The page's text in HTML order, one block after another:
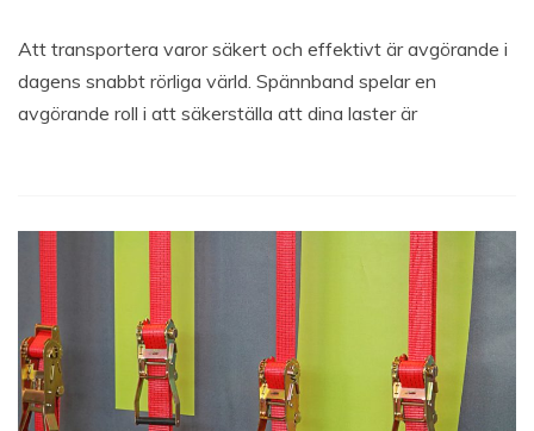
Att transportera varor säkert och effektivt är avgörande i
dagens snabbt rörliga värld. Spännband spelar en
avgörande roll i att säkerställa att dina laster är